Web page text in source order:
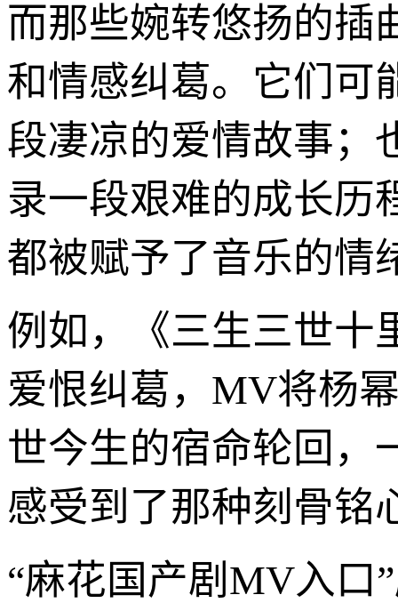
而那些婉转悠扬的插
和情感纠葛。它们可
段凄凉的爱情故事；
录一段艰难的成长历
都被赋予了音乐的情
例如，《三生三世十
爱恨纠葛，MV将杨
世今生的宿命轮回，
感受到了那种刻骨铭
“麻花国产剧MV入口